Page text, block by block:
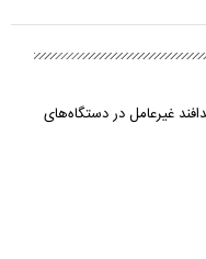
غیرعامل در دستگاه‌های